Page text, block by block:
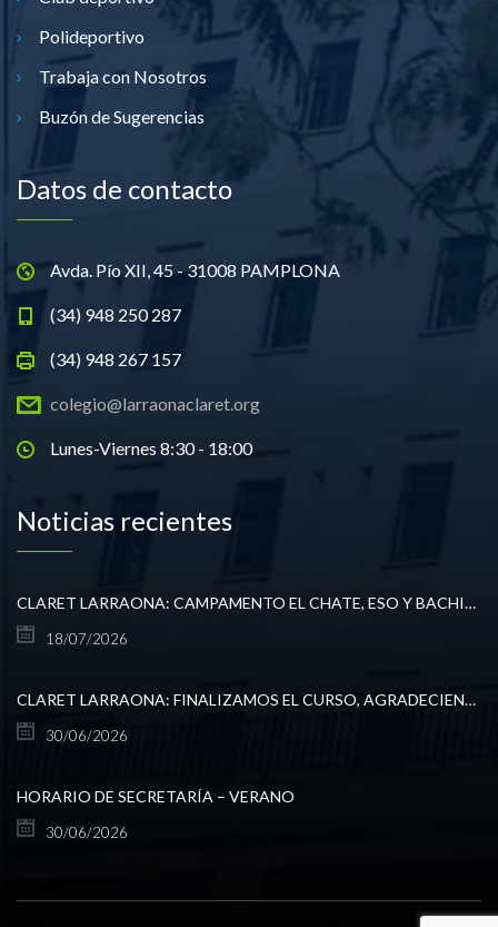
Polideportivo
Trabaja con Nosotros
Buzón de Sugerencias
Datos de contacto
Avda. Pío XII, 45 - 31008 PAMPLONA
(34) 948 250 287
(34) 948 267 157
colegio@larraonaclaret.org
Lunes-Viernes 8:30 - 18:00
Noticias recientes
CLARET LARRAONA: CAMPAMENTO EL CHATE, ESO Y BACHILLERATO
18/07/2026
CLARET LARRAONA: FINALIZAMOS EL CURSO, AGRADECIENDO TODO LO VIVIDO.
30/06/2026
HORARIO DE SECRETARÍA – VERANO
30/06/2026